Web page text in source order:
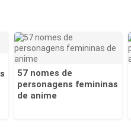
57 nomes de
personagens femininas
de anime